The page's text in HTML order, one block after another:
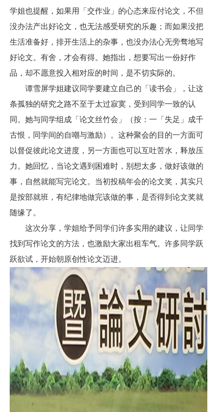
学姐也提醒，如果用「交作业」的心态来应付论文，不但
没办法产出好论文，也无法感受研究的乐趣；而如果没把
生活准备好，排开生活上的杂事，也没办法心无旁骛地写
好论文。有舍，才会有得。她指出，想要写出一份好作
品，却不愿意投入相对应的时间，是不切实际的。
谭雪屏学姐建议同学要建立自己的「读书会」，让这
条孤独的研究之路不至于太过寂寞，受到同学一致的认
同。她与同学组成「论文丝竹会」（按：一「失足」成千
古恨，同学间的自嘲与激励）。这种聚会的目的一方面可
以督促彼此论文进度，另一方面也可以互吐苦水，释放压
力。她回忆，当论文遇到困难时，别想太多，做好该做的
事，自然就能写完论文。当初投稿年会的论文奖，其实只
是按部就班，有纪律地做完该做的事，是否得到论文奖就
随缘了。
这次分享，学姐给予同学们许多实用的建议，让同学
找到写作论文的方法，也激励大家出租车气。许多同学跃
跃欲试，开始朝原创性论文迈进。